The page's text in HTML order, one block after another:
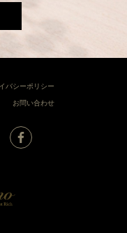
バシーポリシー
お問い合わせ